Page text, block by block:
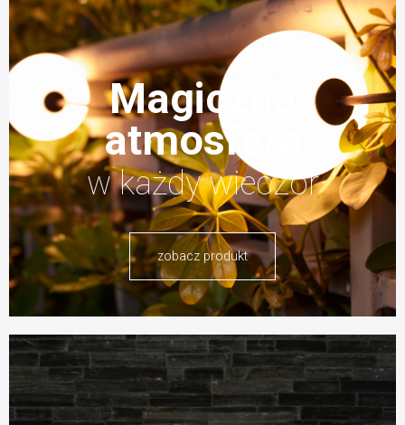
Magiczna
atmosfera
w każdy wieczór
zobacz produkt